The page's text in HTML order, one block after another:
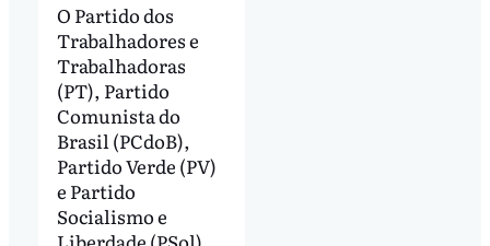
O Partido dos
Trabalhadores e
Trabalhadoras
(PT), Partido
Comunista do
Brasil (PCdoB),
Partido Verde (PV)
e Partido
Socialismo e